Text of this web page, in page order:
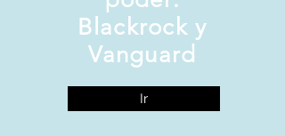
Blackrock y
Vanguard
Ir